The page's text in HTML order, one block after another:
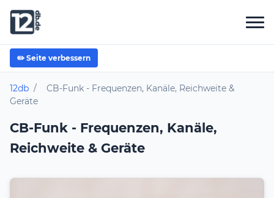
✏️ Seite verbessern
12db /
CB-Funk - Frequenzen, Kanäle, Reichweite &
Geräte
CB-Funk - Frequenzen, Kanäle,
Reichweite & Geräte